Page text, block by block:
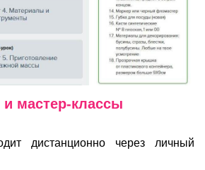
мастер-классы
дистанционно через личный